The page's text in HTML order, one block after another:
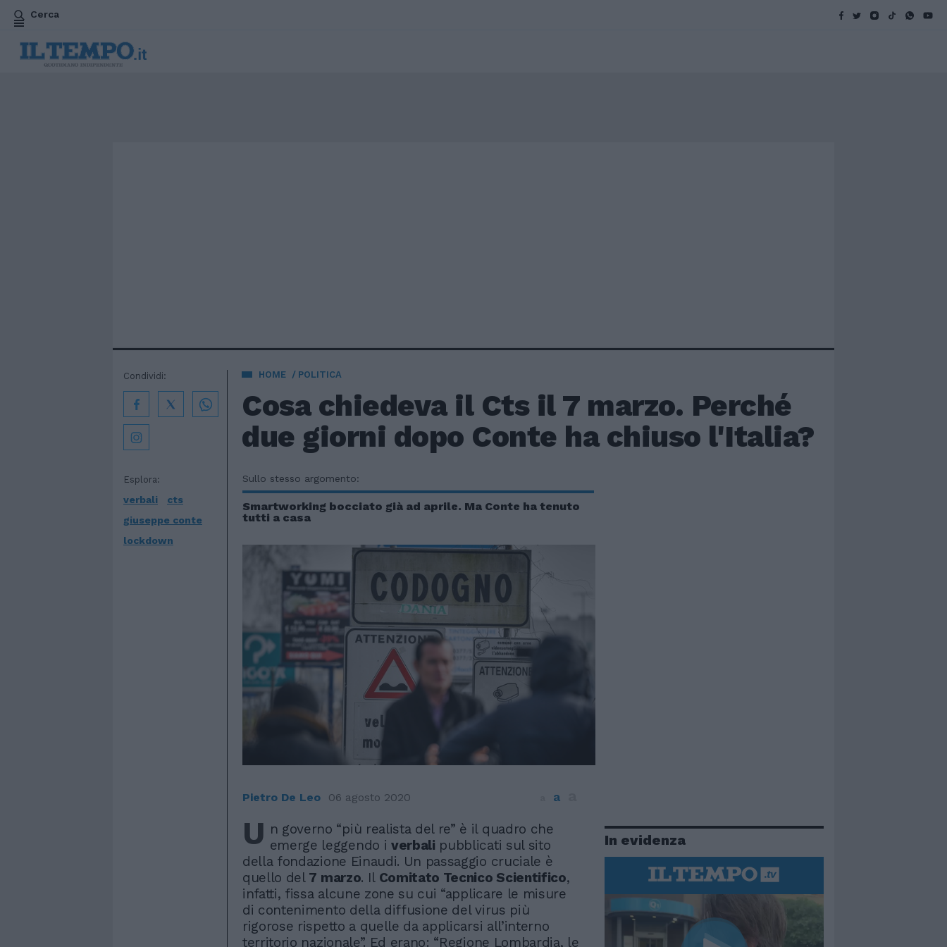
Cerca
HOME POLITICA
Cosa chiedeva il Cts il 7 marzo. Perché
due giorni dopo Conte ha chiuso l'Italia?
Esplora:
verbali
cts
giuseppe conte
lockdown
Condividi:
Sullo stesso argomento:
Smartworking bocciato già ad aprile. Ma Conte ha tenuto
tutti a casa
Pietro De Leo 06 agosto 2020 a
U n governo “più realista del re” è il quadro che
emerge leggendo i verbali pubblicati sul sito
della fondazione Einaudi. Un passaggio cruciale è
quello del 7 marzo. Il Comitato Tecnico Scientifico,
infatti, fissa alcune zone su cui “applicare le misure
di contenimento della diffusione del virus più
rigorose rispetto a quelle da applicarsi all’interno
territorio nazionale”. Ed erano: “Regione Lombardia, le
In evidenza